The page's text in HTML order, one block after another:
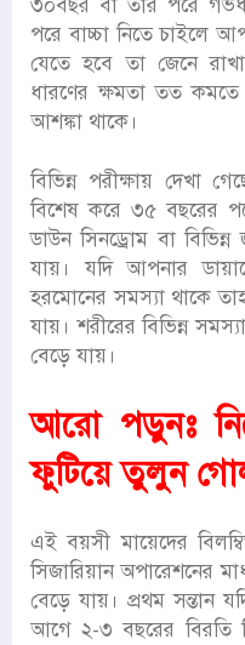
৩০বছর বা তার পরে
পরে বাচ্চা নিতে চাইলে
যেতে হবে তা জেনে
ধারণের ক্ষমতা তত কমতে
আশঙ্কা থাকে।
বিভিন্ন পরীক্ষায় দেখা
বিশেষ করে ৩৫ বছরের
ডাউন সিনড্রোম বা
যায়। যদি আপনার
হরমোনের সমস্যা থাকে
যায়। শরীরের বিভিন্ন
বেড়ে যায়।
আরো পড়ুনঃ
ফুটিয়ে তুলুন
এই বয়সী মায়েদের
সিজারিয়ান অপারেশনের
বেড়ে যায়। প্রথম সন্তান
আগে ২-৩ বছরের বিরতি